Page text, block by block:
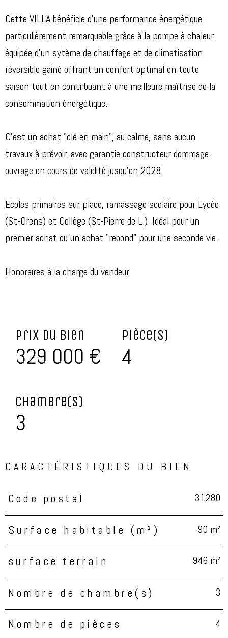
Cette VILLA bénéficie d'une performance énergétique
particulièrement remarquable grâce à la pompe à chaleur
équipée d'un sytème de chauffage et de climatisation
réversible gainé offrant un confort optimal en toute
saison tout en contribuant à une meilleure maîtrise de la
consommation énergétique.
C'est un achat "clé en main", au calme, sans aucun
travaux à prévoir, avec garantie constructeur dommage-
ouvrage en cours de validité jusqu'en 2028.
Ecoles primaires sur place, ramassage scolaire pour Lycée
(St-Orens) et Collège (St-Pierre de L.). Idéal pour un
premier achat ou un achat "rebond" pour une seconde vie.
Honoraires à la charge du vendeur.
Prix du bien
329 000 €
Pièce(s)
4
Chambre(s)
3
CARACTÉRISTIQUES DU BIEN
Caractéristiques Valeurs
Code postal 31280
Surface habitable (m²) 90 m²
surface terrain 946 m²
Nombre de chambre(s) 3
Nombre de pièces 4